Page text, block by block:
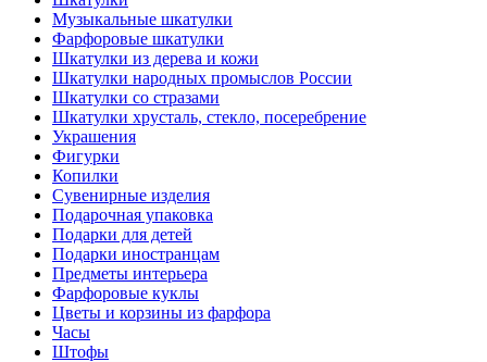
Музыкальные шкатулки
Фарфоровые шкатулки
Шкатулки из дерева и кожи
Шкатулки народных промыслов России
Шкатулки со стразами
Шкатулки хрусталь, стекло, посеребрение
Украшения
Фигурки
Копилки
Сувенирные изделия
Подарочная упаковка
Подарки для детей
Подарки иностранцам
Предметы интерьера
Фарфоровые куклы
Цветы и корзины из фарфора
Часы
Штофы